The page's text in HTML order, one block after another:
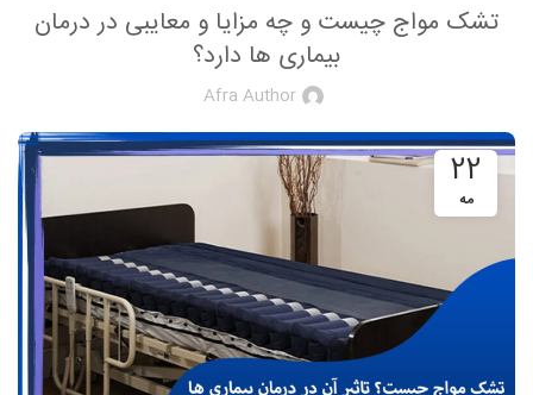
تشک مواج چیست و چه مزایا و معایبی در درمان
بیماری ها دارد؟
Afra Author
22
مه